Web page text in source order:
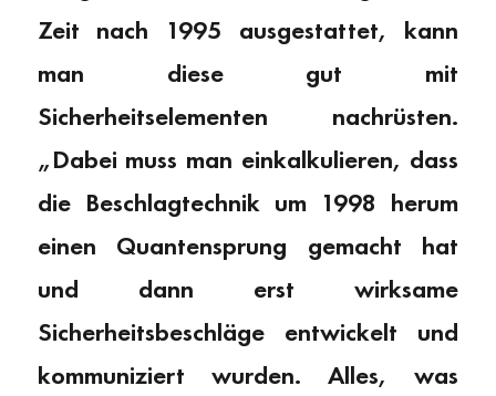
Zeit nach 1995 ausgestattet, kann
man diese gut mit
Sicherheitselementen nachrüsten.
„Dabei muss man einkalkulieren, dass
die Beschlagtechnik um 1998 herum
einen Quantensprung gemacht hat
und dann erst wirksame
Sicherheitsbeschläge entwickelt und
kommuniziert wurden. Alles, was